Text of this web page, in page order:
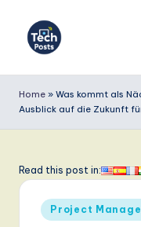
e
c
P
Home » Was kommt als
Ausblick auf die Zukunft
Read this post in:
Posted
in
Project